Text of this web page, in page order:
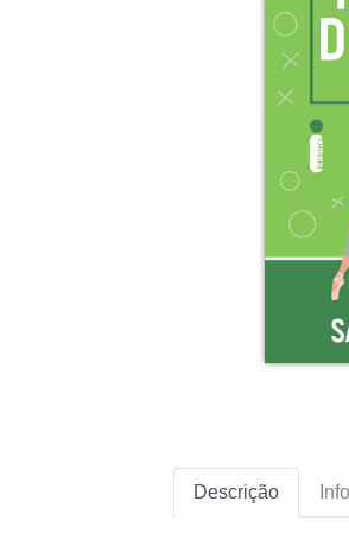
Descrição